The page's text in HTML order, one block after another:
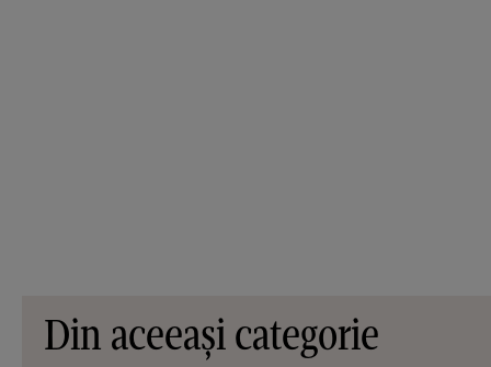
Din aceeași categorie